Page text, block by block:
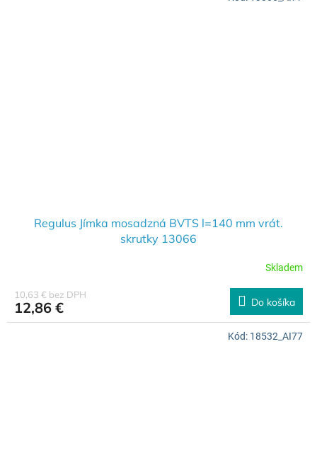
Regulus Jímka mosadzná BVTS l=140 mm vrát.
skrutky 13066
Skladem
10,63 € bez DPH
12,86 € Do košíka
Kód: 18532_AI77